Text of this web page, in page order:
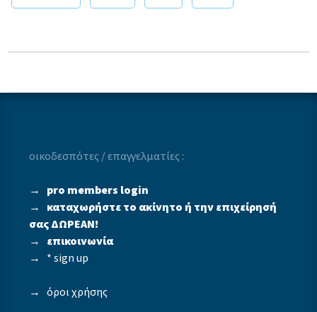
οικοδεσπότες / επαγγελματίες :
→ pro members login
→καταχωρήστε το ακίνητο ή την επιχείρησή
σας ΔΩΡΕΑΝ!
→ επικοινωνία
→ * sign up
→όροι χρήσης